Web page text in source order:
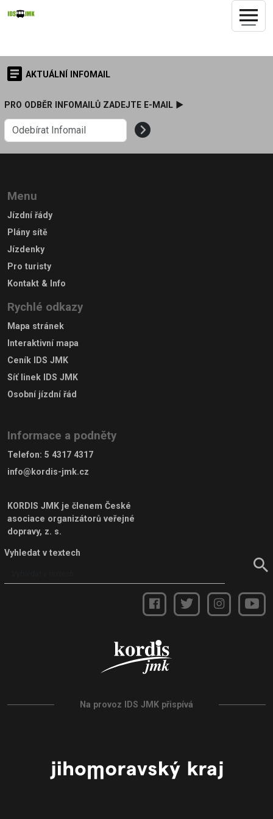
AKTUÁLNÍ INFOMAIL
PRO ODBĚR INFOMAILŮ ZADEJTE E-MAIL ►
Menu
Jízdní řády
Plány sítě
Jízdenky
Pro turisty
Kontakt & Info
Rychlé odkazy
Mapa stránek
Interaktivní mapa
Ceník IDS JMK
Síť linek IDS JMK
Osobní jízdní řád
Informace a podněty
Telefon: 5 4317 4317
info@kordis-jmk.cz
KORDIS JMK je členem České
asociace organizátorů veřejné
dopravy, z. s.
Vyhledat v textech
Na provoz IDS JMK přispívá